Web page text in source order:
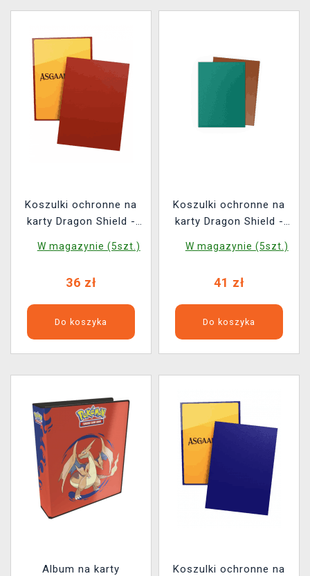
Koszulki ochronne na
karty Dragon Shield -
Fiery Red Standard (104
W magazynie (5szt.)
36 zł
Do koszyka
Koszulki ochronne na
karty Dragon Shield -
Power & Copper (100
W magazynie (5szt.)
41 zł
Do koszyka
Album na karty
Koszulki ochronne na